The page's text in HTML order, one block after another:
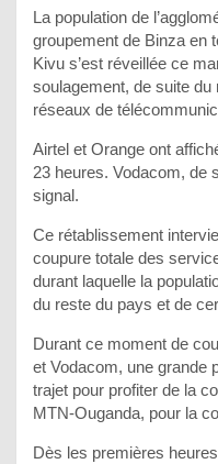
La population de
groupement de Binza en
Kivu s’est réveillée ce
soulagement, de suite
réseaux de
Airtel et Orange ont
23 heures. Vodacom, de
signal.
Ce rétablissement
coupure totale des
durant laquelle la
du reste du pays et de
Durant ce moment de
et Vodacom, une grande
trajet pour profiter de la
MTN-Ouganda, pour la
Dès les premières